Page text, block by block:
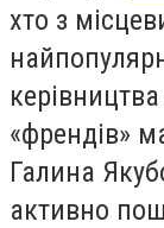
хто з
«френдів»
Галина
активно